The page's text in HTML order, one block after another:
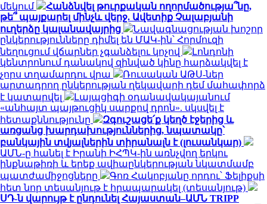
մեկում
Հանձնվել թուրքական ողորմածությա՞նը,
թե՞ պայքարել մինչև վերջ. Ավետիք Չալաբյանի
ուղերձը կալանավայրից
Նավագնացության խոշոր
ընկերությունները դիմել են ՄԱԿ-ին՝ Հորմուզի
նեղուցում վճարներ չգանձելու կոչով
Լոնդոնի
կենտրոնում դանակով զինված կինը հարձակվել է
չորս տղամարդու վրա
Ռուսական ԱԹՍ-ներ
արտադրող ընկերության ղեկավարի դեմ մահափորձ
է կատարվել
Լայպցիգի օդանավակայանում
«անհայտ պայթուցիկ սարքով դրոն». սկսվել է
հետաքննությունը
Զգուշացե՛ք կեղծ էջերից և
առցանց խարդախություններից, նպատակը՝
բանկային տվյալներին տիրանալն է (լուսանկար)
ԱՄՆ-ը հանել է Իրանի ԻՀՊԿ-ին առնչվող երկու
ինքնաթիռի և երեք ավիաընկերության նկատմամբ
պատժամիջոցները
Գոռ Հակոբյանը որդու՝ Ֆելիքսի
հետ նոր տեսանյութ է հրապարակել (տեսանյութ)
ՍԴ-ն վարույթ է ընդունել Հայաստան–ԱՄՆ TRIPP